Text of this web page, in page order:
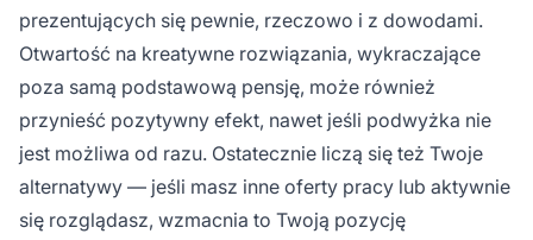
prezentujących się pewnie, rzeczowo i z dowodami.
Otwartość na kreatywne rozwiązania, wykraczające
poza samą podstawową pensję, może również
przynieść pozytywny efekt, nawet jeśli podwyżka nie
jest możliwa od razu. Ostatecznie liczą się też Twoje
alternatywy — jeśli masz inne oferty pracy lub aktywnie
się rozglądasz, wzmacnia to Twoją pozycję